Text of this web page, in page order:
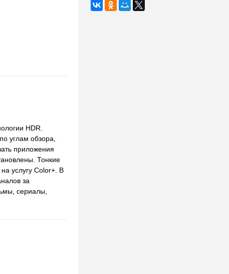
HDR.
углам обзора,
приложения
Тонкие
услугу Color+. В
за
сериалы,